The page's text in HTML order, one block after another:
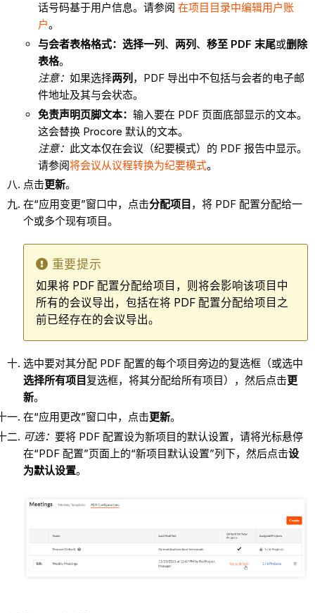
话号码基于用户信息。请参阅 在项目目录中编辑用户账
户。
与会者表格格式：选择一列 、 两列 、 移至 PDF 末尾或删除
表格。
注意： 如果选择两列 ，PDF 导出中不包括与会者的电子邮
件地址及其与会状态。
免责声明页脚文本： 输入要在 PDF 页面底部显示的文本。
这会替换 Procore 默认的文本。
注意： 此文本仅在会议（纪要模式）的 PDF 报告中显示。
请参阅将会议从议程转换为纪要模式。
点击更新。
在“应用变更”窗口中，点击分配项目 ，将 PDF 配置分配给一
个或多个现有项目。
重要提示
如果将 PDF 配置分配给项目，则将会影响该项目中
所有的会议导出，包括在将 PDF 配置分配给项目之
前已经存在的会议导出。
选中要对其分配 PDF 配置的每个项目旁边的复选框（或选中
选择所有项目 复选框，将其分配给所有项目），然后点击更
新。
在“应用更改”窗口中，点击更新。
可选： 要将 PDF 配置设为新项目的默认设置，请将光标悬停
在“PDF 配置”页面上的“新项目默认设置”列下，然后点击设
为默认设置。